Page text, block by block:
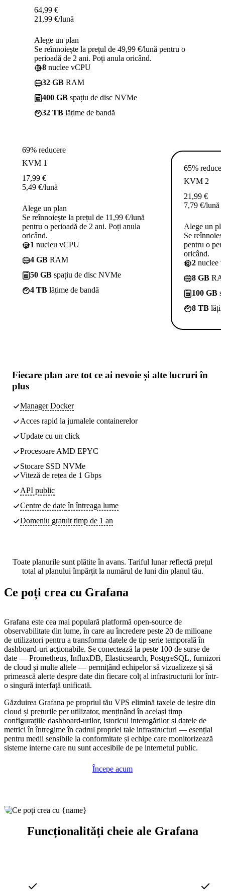
64,99 €
21,99 €/lună
Alege un plan
Se reînnoiește la prețul de 49,99 €/lună pentru o
perioadă de 2 ani. Poți anula oricând.
8 nuclee vCPU
32 GB RAM
400 GB spațiu de disc NVMe
32 TB lățime de bandă
69% reducere
KVM 1
17,99 €
5,49 €/lună
Alege un plan
Se reînnoiește la prețul de 11,99 €/lună
pentru o perioadă de 2 ani. Poți anula
oricând.
1 nucleu vCPU
4 GB RAM
50 GB spațiu de disc NVMe
4 TB lățime de bandă
65%
KVM 2
21,99 €
7,79 €/lună
Alege un
Se
pentru o
oricând.
2 nuclee
8 GB
100 GB
8 TB
Fiecare plan are tot ce ai nevoie și alte lucruri în
plus
Manager Docker
Acces rapid la jurnalele containerelor
Update cu un click
Procesoare AMD EPYC
Stocare SSD NVMe
Viteză de rețea de 1 Gbps
API public
Centre de dateîn întreaga lume
Domeniu gratuit timp de 1 an
Toate planurile sunt plătite în avans. Tariful lunar reflectă prețul
total al planului împărțit la numărul de luni din planul tău.
Ce poți crea cu Grafana
Grafana este cea mai populară platformă open-source de
observabilitate din lume, în care au încredere peste 20 de milioane
de utilizatori pentru a transforma datele de tip serie temporală în
dashboard-uri acționabile. Se conectează la peste 100 de surse de
date — Prometheus, InfluxDB, Elasticsearch, PostgreSQL, furnizori
de cloud și multe altele — permițând echipelor să vizualizeze și să
primească alerte despre date din fiecare colț al infrastructurii lor într-
o singură interfață unificată.
Găzduirea Grafana pe propriul tău VPS elimină taxele de ieșire din
cloud și prețurile per utilizator, menținând în același timp
configurațiile dashboard-urilor, istoricul interogărilor și datele de
metrici în întregime în cadrul propriei tale infrastructuri — esențial
pentru medii sensibile la conformitate și echipe care monitorizează
sisteme interne care nu sunt accesibile de pe internetul public.
Începe acum
Funcționalități cheie ale Grafana